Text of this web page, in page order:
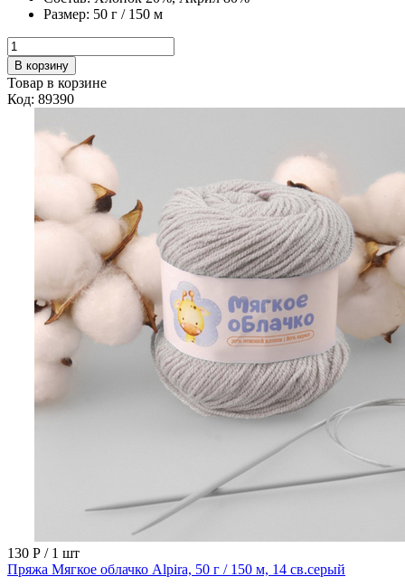
Размер: 50 г / 150 м
В корзину
Товар в корзине
Код: 89390
130 Р / 1 шт
Пряжа Мягкое облачко Alpira, 50 г / 150 м, 14 св.серый